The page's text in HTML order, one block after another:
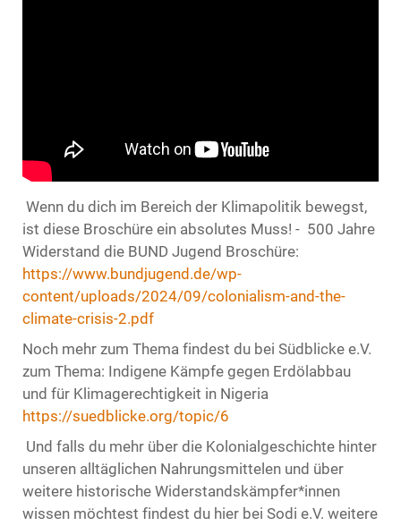
Wenn du dich im Bereich der Klimapolitik bewegst,
ist diese Broschüre ein absolutes Muss! - 500 Jahre
Widerstand die BUND Jugend Broschüre:
https://www.bundjugend.de/wp-
content/uploads/2024/09/colonialism-and-the-
climate-crisis-2.pdf
Noch mehr zum Thema findest du bei Südblicke e.V.
zum Thema: Indigene Kämpfe gegen Erdölabbau
und für Klimagerechtigkeit in Nigeria
https://suedblicke.org/topic/6
Und falls du mehr über die Kolonialgeschichte hinter
unseren alltäglichen Nahrungsmittelen und über
weitere historische Widerstandskämpfer*innen
wissen möchtest findest du hier bei Sodi e.V. weitere